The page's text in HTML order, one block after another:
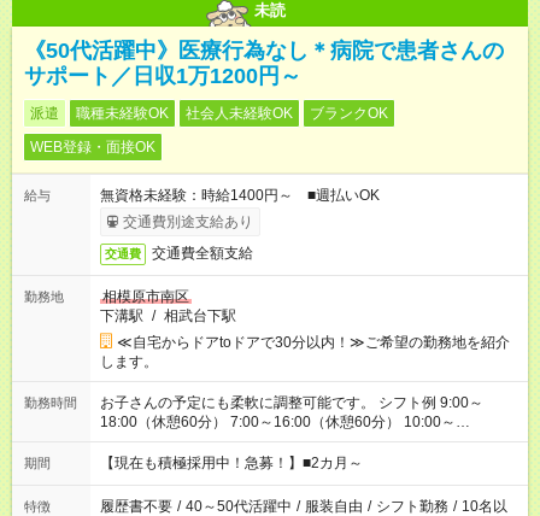
未読
《50代活躍中》医療行為なし＊病院で患者さんの
サポート／日収1万1200円～
派遣 職種未経験OK 社会人未経験OK
ブランクOK
WEB登録・面接OK
給与
無資格未経験：時給1400円～ ■週払いOK
交通費別途支給あり
交通費 交通費全額支給
勤務地
相模原市南区
下溝駅 / 相武台下駅
≪自宅からドアtoドアで30分以内！≫ご希望の勤務地を紹介
します。
勤務時間
お子さんの予定にも柔軟に調整可能です。 シフト例 9:00～
18:00（休憩60分） 7:00～16:00（休憩60分） 10:00～
19:00（休憩60分） ※Wワーク希望の方へ 今ご覧のお仕事で希
望する勤務時間と、もう1つのお仕事の勤務時間の合計が 週40
期間 【現在も積極採用中！急募！】■2カ月～
特徴 履歴書不要 / 40～50代活躍中 / 服装自由 / シフト勤務 / 10名以